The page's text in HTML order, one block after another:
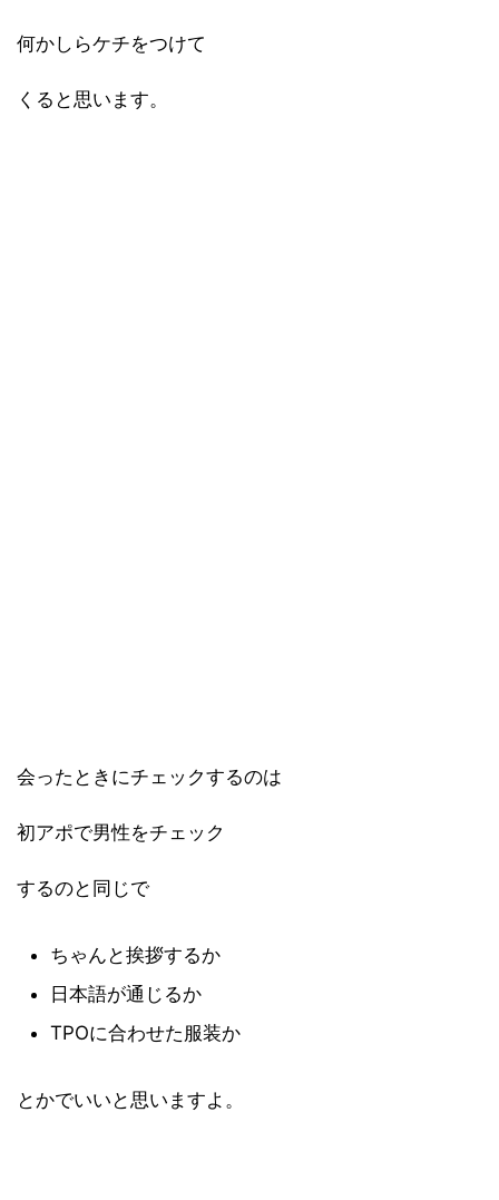
何かしらケチをつけて
くると思います。
会ったときにチェックするのは
初アポで男性をチェック
するのと同じで
ちゃんと挨拶するか
日本語が通じるか
TPOに合わせた服装か
とかでいいと思いますよ。